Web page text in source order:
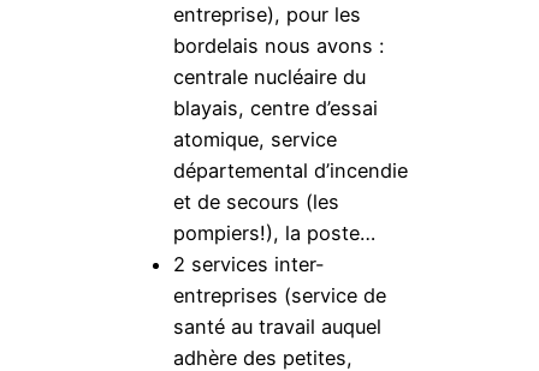
entreprise), pour les
bordelais nous avons :
centrale nucléaire du
blayais, centre d’essai
atomique, service
départemental d’incendie
et de secours (les
pompiers!), la poste…
2 services inter-
entreprises (service de
santé au travail auquel
adhère des petites,